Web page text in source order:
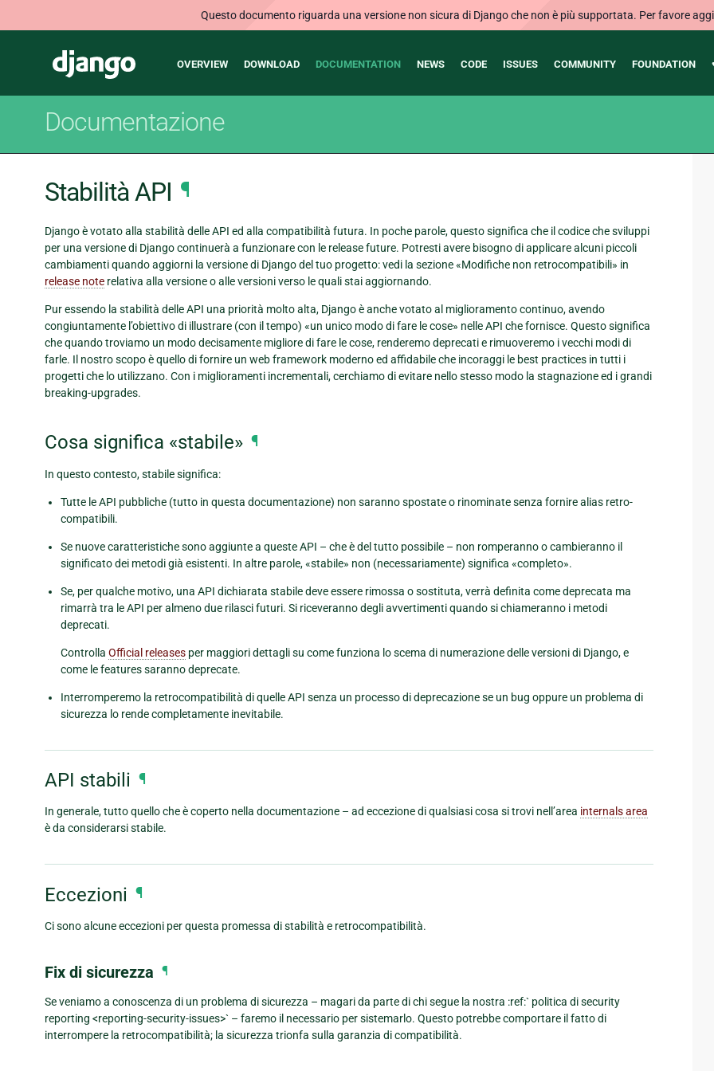
Questo documento riguarda una versione non sicura di Django che non è più supportata. Per favore
Django
Main
OVERVIEW DOWNLOAD DOCUMENTATION NEWS CODE ISSUES COMMUNITY FOUNDATION
Documentazione
Stabilità API ¶
Django è votato alla stabilità delle API ed alla compatibilità futura. In poche parole, questo significa che il codice che sviluppi
per una versione di Django continuerà a funzionare con le release future. Potresti avere bisogno di applicare alcuni piccoli
cambiamenti quando aggiorni la versione di Django del tuo progetto: vedi la sezione «Modifiche non retrocompatibili» in
release note relativa alla versione o alle versioni verso le quali stai aggiornando.
Pur essendo la stabilità delle API una priorità molto alta, Django è anche votato al miglioramento continuo, avendo
congiuntamente l’obiettivo di illustrare (con il tempo) «un unico modo di fare le cose» nelle API che fornisce. Questo significa
che quando troviamo un modo decisamente migliore di fare le cose, renderemo deprecati e rimuoveremo i vecchi modi di
farle. Il nostro scopo è quello di fornire un web framework moderno ed affidabile che incoraggi le best practices in tutti i
progetti che lo utilizzano. Con i miglioramenti incrementali, cerchiamo di evitare nello stesso modo la stagnazione ed i grandi
breaking-upgrades.
Cosa significa «stabile» ¶
In questo contesto, stabile significa:
Tutte le API pubbliche (tutto in questa documentazione) non saranno spostate o rinominate senza fornire alias retro-
compatibili.
Se nuove caratteristiche sono aggiunte a queste API – che è del tutto possibile – non romperanno o cambieranno il
significato dei metodi già esistenti. In altre parole, «stabile» non (necessariamente) significa «completo».
Se, per qualche motivo, una API dichiarata stabile deve essere rimossa o sostituta, verrà definita come deprecata ma
rimarrà tra le API per almeno due rilasci futuri. Si riceveranno degli avvertimenti quando si chiameranno i metodi
deprecati.
Controlla Official releases per maggiori dettagli su come funziona lo scema di numerazione delle versioni di Django, e
come le features saranno deprecate.
Interromperemo la retrocompatibilità di quelle API senza un processo di deprecazione se un bug oppure un problema di
sicurezza lo rende completamente inevitabile.
API stabili ¶
In generale, tutto quello che è coperto nella documentazione – ad eccezione di qualsiasi cosa si trovi nell’area internals area
è da considerarsi stabile.
Eccezioni ¶
Ci sono alcune eccezioni per questa promessa di stabilità e retrocompatibilità.
Fix di sicurezza ¶
Se veniamo a conoscenza di un problema di sicurezza – magari da parte di chi segue la nostra :ref:` politica di security
reporting <reporting-security-issues>` – faremo il necessario per sistemarlo. Questo potrebbe comportare il fatto di
interrompere la retrocompatibilità; la sicurezza trionfa sulla garanzia di compatibilità.